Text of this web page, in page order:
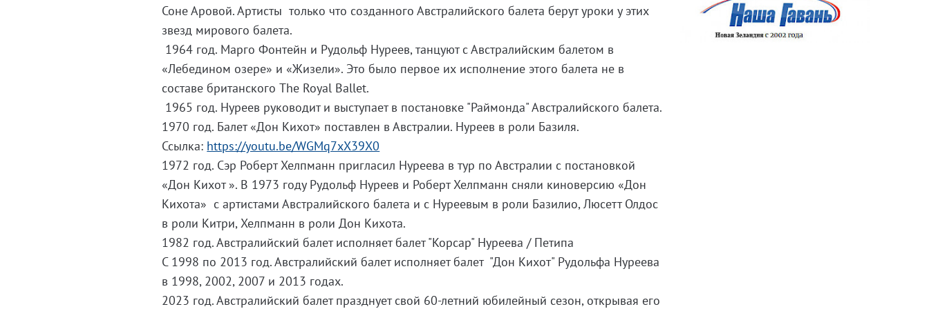
Соне Аровой. Артисты только что созданного Австралийского балета берут уроки у этих
звезд мирового балета.
1964 год. Марго Фонтейн и Рудольф Нуреев, танцуют с Австралийским балетом в
«Лебедином озере» и «Жизели». Это было первое их исполнение этого балета не в
составе британского The Royal Ballet.
1965 год. Нуреев руководит и выступает в постановке "Раймонда" Австралийского балета.
1970 год. Балет «Дон Кихот» поставлен в Австралии. Нуреев в роли Базиля.
Ссылка: https://youtu.be/WGMq7xX39X0
1972 год. Сэр Роберт Хелпманн пригласил Нуреева в тур по Австралии с постановкой
«Дон Кихот ». В 1973 году Рудольф Нуреев и Роберт Хелпманн сняли киноверсию «Дон
Кихота» с артистами Австралийского балета и с Нуреевым в роли Базилио, Люсетт Олдос
в роли Китри, Хелпманн в роли Дон Кихота.
1982 год. Австралийский балет исполняет балет "Корсар" Нуреева / Петипа
С 1998 по 2013 год. Австралийский балет исполняет балет "Дон Кихот" Рудольфа Нуреева
в 1998, 2002, 2007 и 2013 годах.
2023 год. Австралийский балет празднует свой 60-летний юбилейный сезон, открывая его